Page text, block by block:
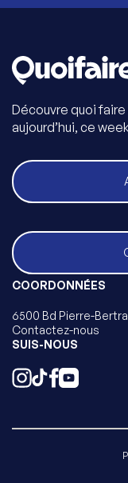
Découvre quoi
aujourd’hui, ce
COORDONNÉES
6500 Bd Pierre-
Contactez-nous
SUIS-NOUS